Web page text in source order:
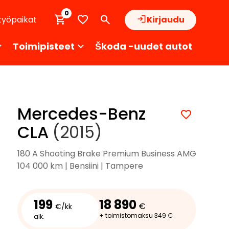
Kirjaudu
0
Toimipisteet Škoda -uudet autot
Mercedes-Benz
CLA (2015)
180 A Shooting Brake Premium Business AMG
104 000 km | Bensiini | Tampere
199 €/kk
alk.
18 890 €
+ toimistomaksu 349 €